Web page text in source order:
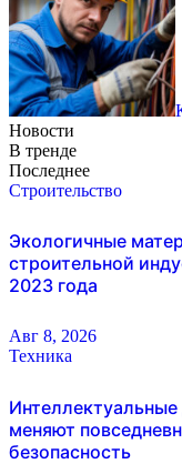
Новости
В тренде
Последнее
Строительство
Экологичные
строительной
2023 года
Авг 8, 2026
Техника
меняют
безопасность